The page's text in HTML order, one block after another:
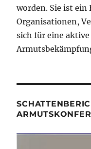
worden. Sie ist ein
Organisationen,
sich für eine